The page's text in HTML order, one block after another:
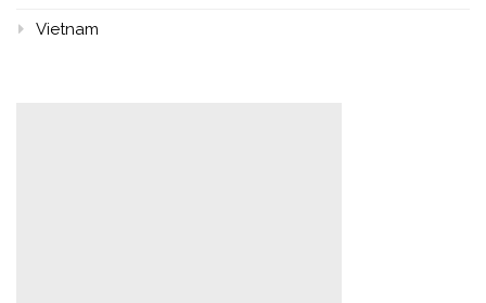
Vietnam